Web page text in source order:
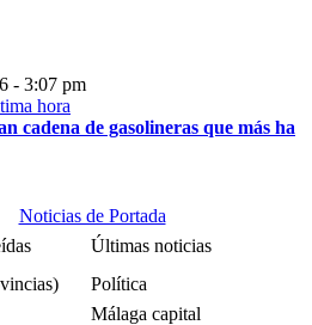
- 3:07 pm
cadena de gasolineras que más ha
Noticias de Portada
Últimas noticias
Política
Málaga capital